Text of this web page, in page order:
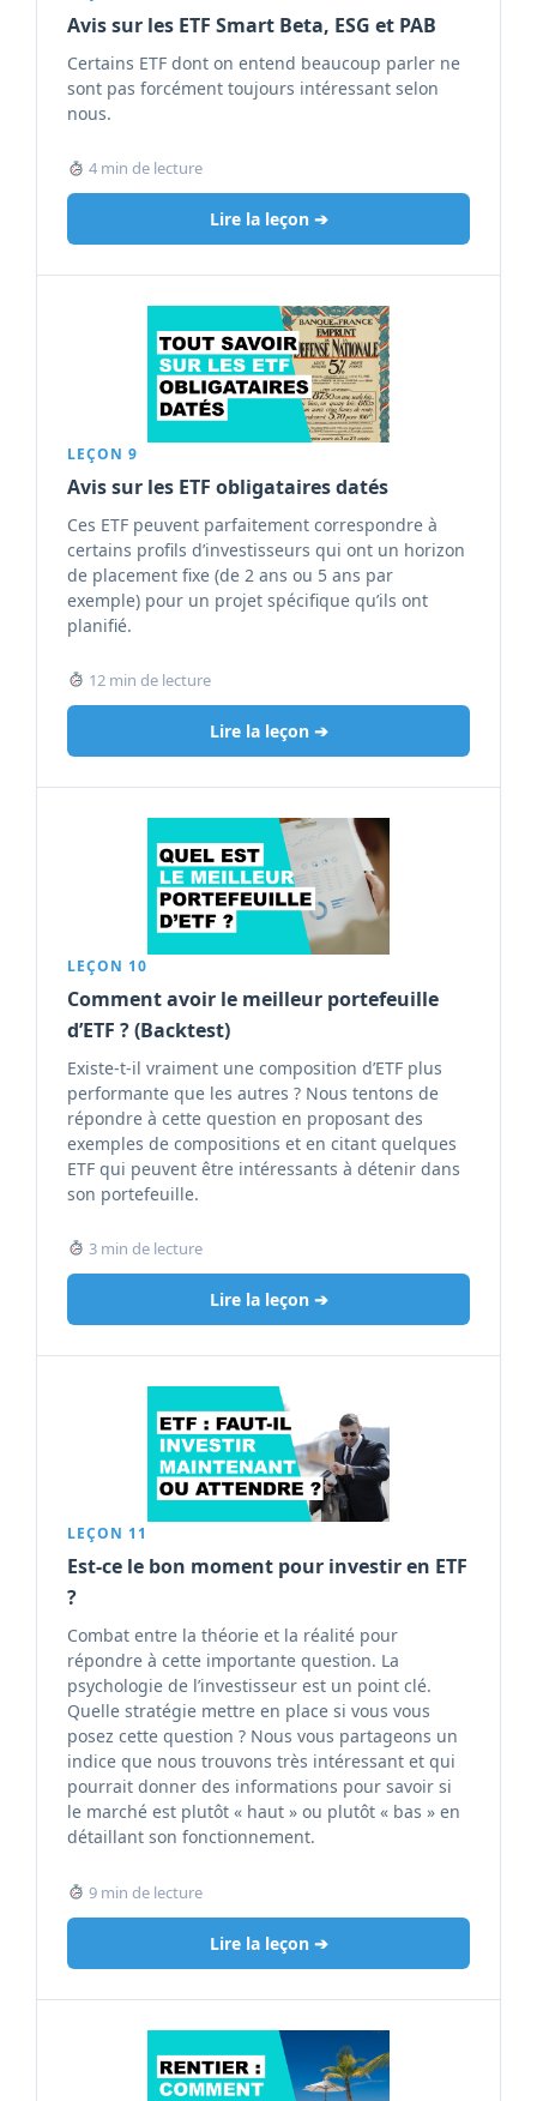
Avis sur les ETF Smart Beta, ESG et PAB
Certains ETF dont on entend beaucoup parler ne
sont pas forcément toujours intéressant selon
nous.
4 min de lecture
Lire la leçon ➔
LEÇON 9
Avis sur les ETF obligataires datés
Ces ETF peuvent parfaitement correspondre à
certains profils d’investisseurs qui ont un horizon
de placement fixe (de 2 ans ou 5 ans par
exemple) pour un projet spécifique qu’ils ont
planifié.
12 min de lecture
Lire la leçon ➔
LEÇON 10
Comment avoir le meilleur portefeuille
d’ETF ? (Backtest)
Existe-t-il vraiment une composition d’ETF plus
performante que les autres ? Nous tentons de
répondre à cette question en proposant des
exemples de compositions et en citant quelques
ETF qui peuvent être intéressants à détenir dans
son portefeuille.
3 min de lecture
Lire la leçon ➔
LEÇON 11
Est-ce le bon moment pour investir en ETF
?
Combat entre la théorie et la réalité pour
répondre à cette importante question. La
psychologie de l’investisseur est un point clé.
Quelle stratégie mettre en place si vous vous
posez cette question ? Nous vous partageons un
indice que nous trouvons très intéressant et qui
pourrait donner des informations pour savoir si
le marché est plutôt « haut » ou plutôt « bas » en
détaillant son fonctionnement.
9 min de lecture
Lire la leçon ➔